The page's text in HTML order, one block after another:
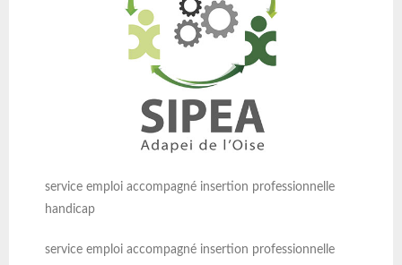
service emploi accompagné insertion professionnelle
handicap
service emploi accompagné insertion professionnelle